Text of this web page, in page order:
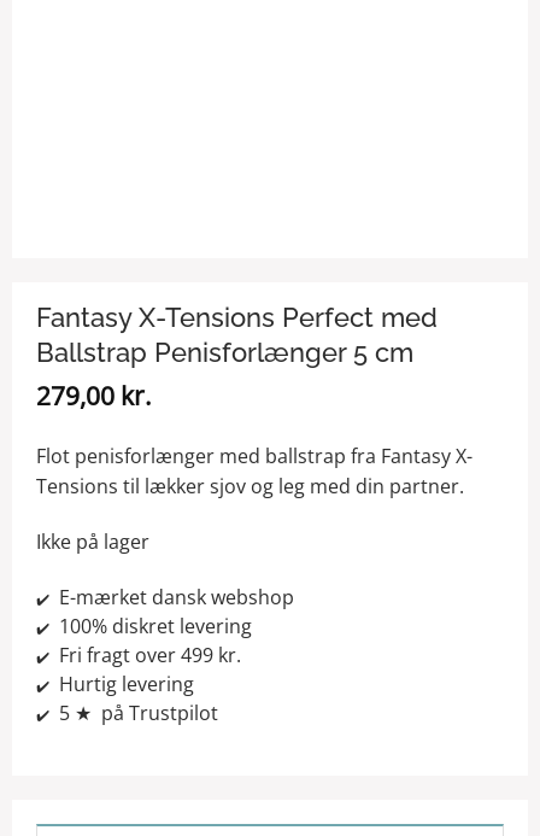
Fantasy X-Tensions Perfect med
Ballstrap Penisforlænger 5 cm
279,00 kr.
Flot penisforlænger med ballstrap fra Fantasy X-
Tensions til lækker sjov og leg med din partner.
Ikke på lager
✔️E-mærket dansk webshop
✔️100% diskret levering
✔️Fri fragt over 499 kr.
✔️Hurtig levering
✔️5 ★ på Trustpilot